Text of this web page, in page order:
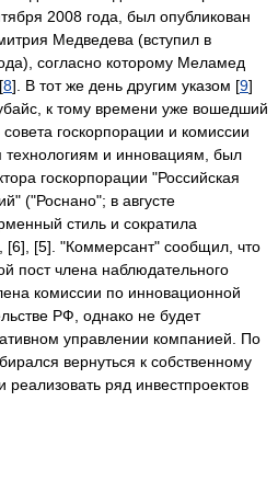
2008 года, был опубликован
Медведева (вступил в
согласно которому Меламед
8]. В тот же день другим указом [9]
к тому времени уже вошедший
госкорпорации и комиссии
технологиям и инновациям, был
госкорпорации "Российская
("Роснано"; в августе
стиль и сократила
[6], [5]. "Коммерсант" сообщил, что
пост члена наблюдательного
комиссии по инновационной
РФ, однако не будет
управлении компанией. По
вернуться к собственному
ряд инвестпроектов